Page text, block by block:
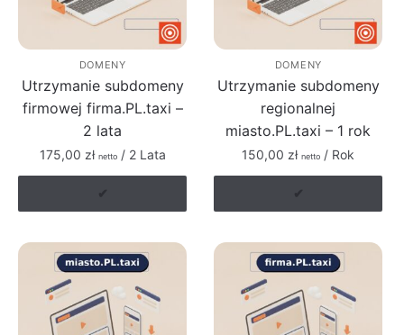
DOMENY
Utrzymanie subdomeny
firmowej firma.PL.taxi –
2 lata
175,00 zł netto/ 2 Lata
✔
DOMENY
Utrzymanie subdomeny
regionalnej
miasto.PL.taxi – 1 rok
150,00 zł netto / Rok
✔